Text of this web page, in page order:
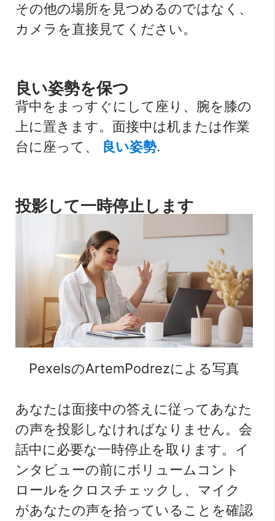
その他の場所を見つめるのではなく、
カメラを直接見てください。
良い姿勢を保つ
背中をまっすぐにして座り、腕を膝の
上に置きます。面接中は机または作業
台に座って、
良い姿勢.
投影して一時停止します
PexelsのArtemPodrezによる写真
あなたは面接中の答えに従ってあなた
の声を投影しなければなりません。会
話中に必要な一時停止を取ります。イ
ンタビューの前にボリュームコント
ロールをクロスチェックし、マイク
があなたの声を拾っていることを確認